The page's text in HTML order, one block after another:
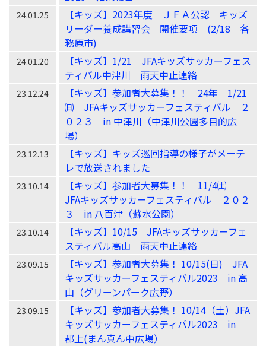
24.01.25
【キッズ】2023年度 ＪＦＡ公認 キッズ
リーダー養成講習会 開催要項 (2/18 各
務原市)
24.01.20
【キッズ】1/21 JFAキッズサッカーフェス
ティバル中津川 雨天中止連絡
23.12.24
【キッズ】参加者大募集！！ 24年 1/21
㈰ JFAキッズサッカーフェスティバル ２
０２３ in 中津川（中津川公園多目的広
場）
23.12.13
【キッズ】キッズ巡回指導の様子がメーテ
レで放送されました
23.10.14
【キッズ】参加者大募集！！ 11/4㈯
JFAキッズサッカーフェスティバル ２０２
３ in 八百津（蘇水公園）
23.10.14
【キッズ】10/15 JFAキッズサッカーフェ
スティバル高山 雨天中止連絡
23.09.15
【キッズ】参加者大募集！ 10/15(日) JFA
キッズサッカーフェスティバル2023 in 高
山（グリーンパーク広野）
23.09.15
【キッズ】参加者大募集！ 10/14（土）JFA
キッズサッカーフェスティバル2023 in
郡上(まん真ん中広場）